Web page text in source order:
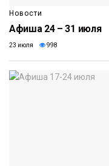
Новости
Афиша 24 – 31 июля
23 июля 998